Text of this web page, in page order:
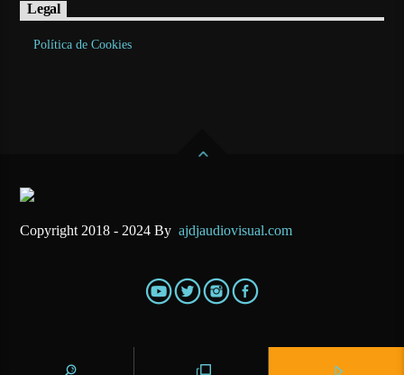
Legal
Política de Cookies
Copyright 2018 - 2024 Byajdjaudiovisual.com